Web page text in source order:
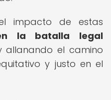
impacto de estas
la batalla legal
allanando el camino
y justo en el